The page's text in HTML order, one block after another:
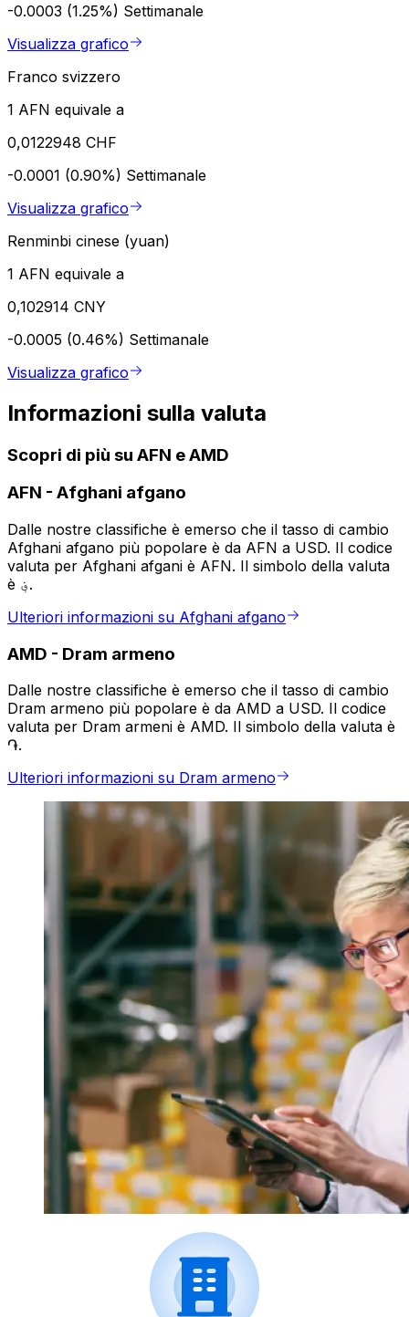
-0.0003 (1.25%) Settimanale
Visualizza grafico
Franco svizzero
1 AFN equivale a
0,0122948 CHF
-0.0001 (0.90%) Settimanale
Visualizza grafico
Renminbi cinese (yuan)
1 AFN equivale a
0,102914 CNY
-0.0005 (0.46%) Settimanale
Visualizza grafico
Informazioni sulla valuta
Scopri di più su AFN e AMD
AFN - Afghani afgano
Dalle nostre classifiche è emerso che il tasso di cambio
Afghani afgano più popolare è da AFN a USD. Il codice
valuta per Afghani afgani è AFN. Il simbolo della valuta
è ؋.
Ulteriori informazioni su Afghani afgano
AMD - Dram armeno
Dalle nostre classifiche è emerso che il tasso di cambio
Dram armeno più popolare è da AMD a USD. Il codice
valuta per Dram armeni è AMD. Il simbolo della valuta è
֏.
Ulteriori informazioni su Dram armeno